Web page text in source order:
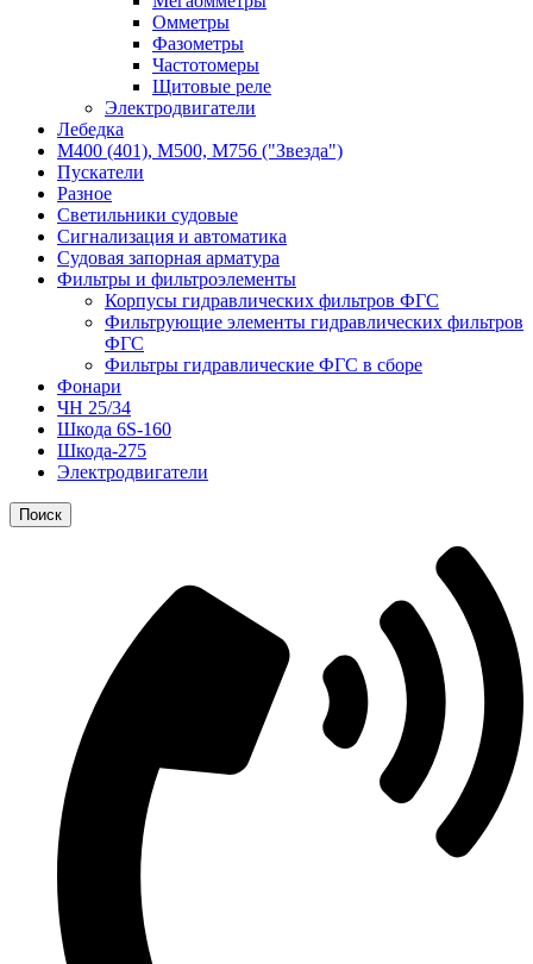
Омметры
Фазометры
Частотомеры
Щитовые реле
Электродвигатели
Лебедка
М400 (401), М500, М756 ("Звезда")
Пускатели
Разное
Светильники судовые
Сигнализация и автоматика
Судовая запорная арматура
Фильтры и фильтроэлементы
Корпусы гидравлических фильтров ФГС
Фильтрующие элементы гидравлических фильтров
ФГС
Фильтры гидравлические ФГС в сборе
Фонари
ЧН 25/34
Шкода 6S-160
Шкода-275
Электродвигатели
Поиск